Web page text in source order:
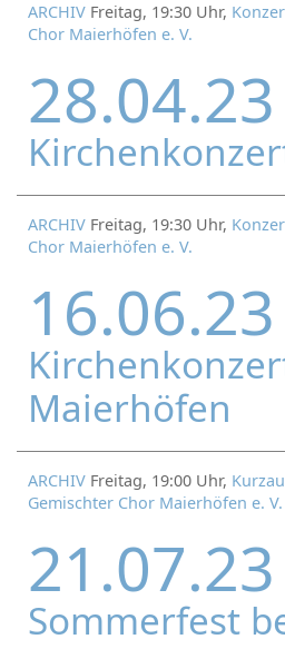
ARCHIV Freitag, 19:30 Uhr,
Chor Maierhöfen e. V.
28.04.23
ARCHIV Freitag, 19:30 Uhr,
Chor Maierhöfen e. V.
16.06.23
Maierhöfen
ARCHIV Freitag, 19:00 Uhr,
Gemischter Chor Maierhöfen e. V.
21.07.23
Sommerfest